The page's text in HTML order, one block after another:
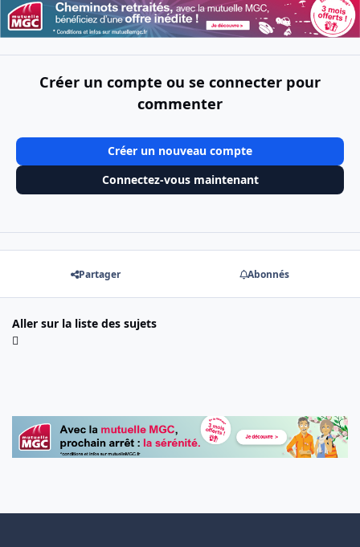
Créer un compte ou se connecter pour
commenter
Créer un nouveau compte
Connectez-vous maintenant
Partager Abonnés
Aller sur la liste des sujets